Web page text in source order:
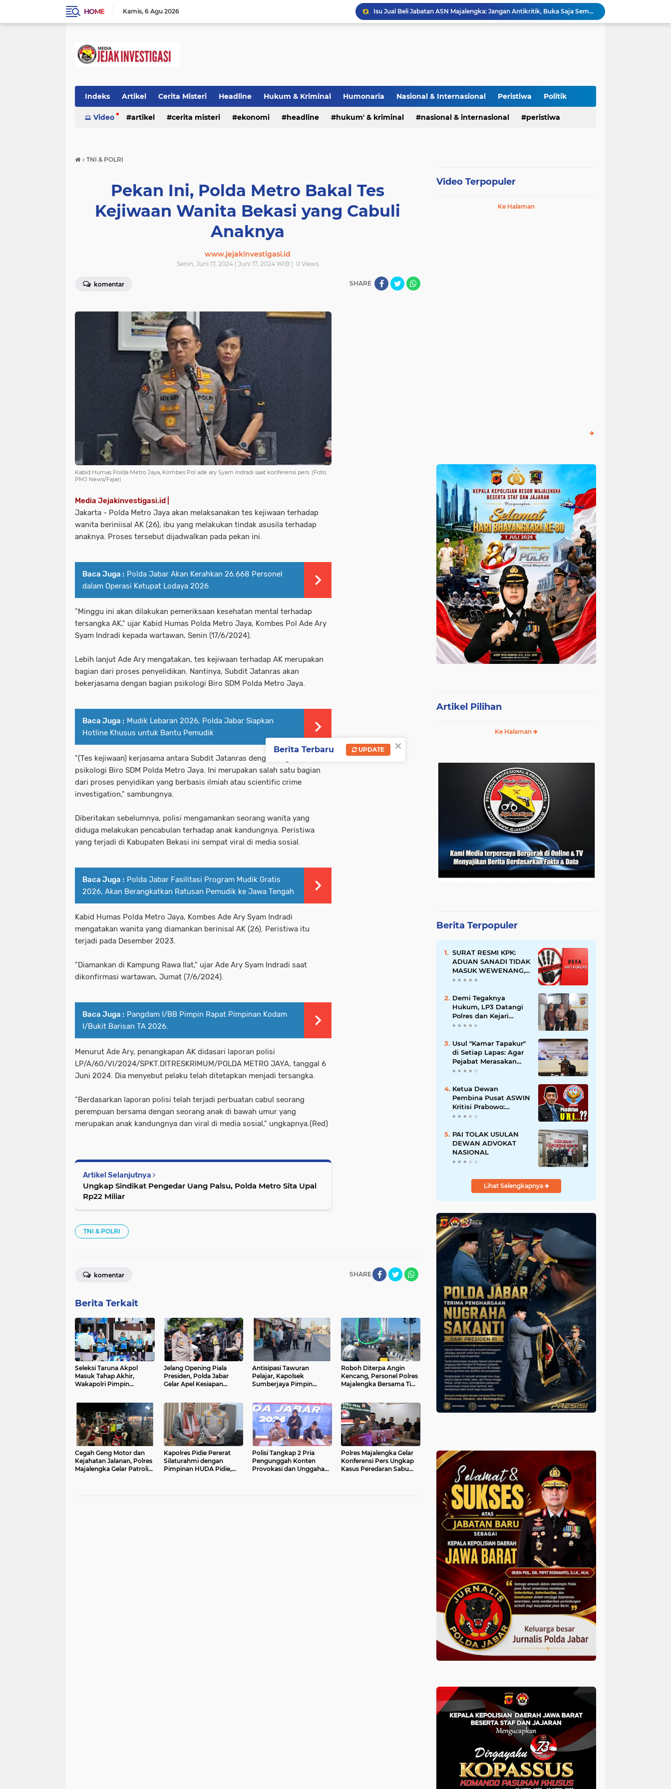
HOME Kamis 6 Agu 2026 Isu Jual Beli Jabatan ASN Majalengka: Jangan Antikritik, Buka Saja Semua Proses Rotasi dan Mutasi Jabatan kepada Publik
Kapolres Majalengka Hadiri Kuliah Umum Nasional Bersama Kepala BNN RI di UNMA
Indeks Artikel Cerita Misteri Headline Hukum & Kriminal Humonaria Nasional & Internasional Peristiwa Politik
Prestasi Ragam Info Seputar Daerah TNI & POLRI UU Pers
Video artikel cerita misteri ekonomi headline hukum' & kriminal nasional & internasional peristiwa
› TNI & POLRI
Pekan Ini, Polda Metro Bakal Tes
Kejiwaan Wanita Bekasi yang Cabuli
Anaknya
www.jejakinvestigasi.id
Senin, Juni 17, 2024 | Juni 17, 2024 WIB | 0Views
komentar SHARE
Kabid Humas Polda Metro Jaya, Kombes Pol ade ary Syam Indradi saat konferensi pers. (Foto:
PMJ News/Fajar)
Media Jejakinvestigasi.id |
Jakarta - Polda Metro Jaya akan melaksanakan tes kejiwaan terhadap
wanita beriniisal AK (26), ibu yang melakukan tindak asusila terhadap
anaknya. Proses tersebut dijadwalkan pada pekan ini.
Baca Juga : Polda Jabar Akan Kerahkan 26.668 Personel
dalam Operasi Ketupat Lodaya 2026
"Minggu ini akan dilakukan pemeriksaan kesehatan mental terhadap
tersangka AK," ujar Kabid Humas Polda Metro Jaya, Kombes Pol Ade Ary
Syam Indradi kepada wartawan, Senin (17/6/2024).
Lebih lanjut Ade Ary mengatakan, tes kejiwaan terhadap AK merupakan
bagian dari proses penyelidikan. Nantinya, Subdit Jatanras akan
bekerjasama dengan bagian psikologi Biro SDM Polda Metro Jaya.
Baca Juga : Mudik Lebaran 2026, Polda Jabar Siapkan
Hotline Khusus untuk Bantu Pemudik
"(Tes kejiwaan) kerjasama antara Subdit Jatanras dengan bagian
psikologi Biro SDM Polda Metro Jaya. Ini merupakan salah satu bagian
dari proses penyidikan yang berbasis ilmiah atau scientific crime
investigation," sambungnya.
Diberitakan sebelumnya, polisi mengamankan seorang wanita yang
diduga melakukan pencabulan terhadap anak kandungnya. Peristiwa
yang terjadi di Kabupaten Bekasi ini sempat viral di media sosial.
Baca Juga : Polda Jabar Fasilitasi Program Mudik Gratis
2026, Akan Berangkatkan Ratusan Pemudik ke Jawa Tengah
Kabid Humas Polda Metro Jaya, Kombes Ade Ary Syam Indradi
mengatakan wanita yang diamankan berinisal AK (26). Peristiwa itu
terjadi pada Desember 2023.
"Diamankan di Kampung Rawa Ilat," ujar Ade Ary Syam Indradi saat
dikonfirmasi wartawan, Jumat (7/6/2024).
Baca Juga : Pangdam I/BB Pimpin Rapat Pimpinan Kodam
I/Bukit Barisan TA 2026.
Menurut Ade Ary, penangkapan AK didasari laporan polisi
LP/A/60/VI/2024/SPKT.DITRESKRIMUM/POLDA METRO JAYA, tanggal 6
Juni 2024. Dia menyebut pelaku telah ditetapkan menjadi tersangka.
"Berdasarkan laporan polisi telah terjadi perbuatan cabul seorang
perempuan bersama dengan seorang anak di bawah umur yang
merupakan anak kandungnya dan viral di media sosial," ungkapnya.(Red)
Artikel Selanjutnya
Ungkap Sindikat Pengedar Uang Palsu, Polda Metro Sita Upal
Rp22 Miliar
TNI & POLRI
SHARE
komentar
Berita Terkait
Seleksi Taruna Akpol
Masuk Tahap Akhir,
Wakapolri Pimpin
Jelang Opening Piala
Presiden, Polda Jabar
Gelar Apel Kesiapan
Antisipasi Tawuran
Pelajar, Kapolsek
Sumberjaya Pimpin
Kepulangan Sekolah
Roboh Diterpa Angin
Kencang, Personel Polres
Majalengka Bersama Tim
Bundaran
Cegah Geng Motor dan
Kejahatan Jalanan, Polres
Majalengka Gelar Patroli
Kapolres Pidie Pererat
Silaturahmi dengan
Pimpinan HUDA Pidie,
Polisi Tangkap 2 Pria
Pengunggah Konten
Provokasi dan Unggahan
Polres Majalengka Gelar
Konferensi Pers Ungkap
Kasus Peredaran Sabu
Video Terpopuler
Ke Halaman
Artikel Pilihan
Ke Halaman
Berita Terpopuler
SURAT RESMI KPK:
ADUAN SANADI TIDAK
MASUK WEWENANG,
DESA BABAKAN
DESA ANTI KORUPSI
OLEH KEJAKSAAN
Demi Tegaknya
Hukum, LP3 Datangi
Polres dan Kejari
Majalengka; Minta
Proporsional:
Restoratif untuk
Lemah, Tegas untuk
Narkoba & Oknum
Usul "Kamar Tapakur"
di Setiap Lapas: Agar
Pejabat Merasakan
Suasana Penjara, Tak
Menyalahgunakan
Amanah
Ketua Dewan
Pembina Pusat ASWIN
Kritisi Prabowo:
Evaluasi Pendirian
Mendesak Sebaiknya
Dibatalkan
PAI TOLAK USULAN
DEWAN ADVOKAT
NASIONAL
Lihat Selengkapnya
×
Berita Terbaru UPDATE